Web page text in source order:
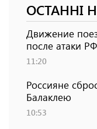
ОСТАННІ
Движение
после атаки РФ
11:20
Россияне
Балаклею
10:53